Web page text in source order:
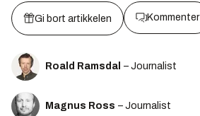
Gi bort artikkelen Kommenter
Roald Ramsdal – Journalist
Magnus Ross – Journalist